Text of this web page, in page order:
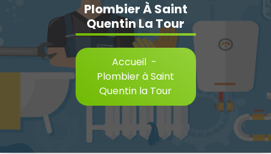
Plombier À Saint
Quentin La Tour
Accueil -
Plombier à Saint
Quentin la Tour